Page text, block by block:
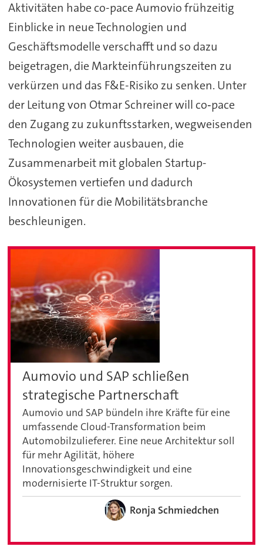
Aktivitäten habe co-pace Aumovio frühzeitig
Einblicke in neue Technologien und
Geschäftsmodelle verschafft und so dazu
beigetragen, die Markteinführungszeiten zu
verkürzen und das F&E-Risiko zu senken. Unter
der Leitung von Otmar Schreiner will co‑pace
den Zugang zu zukunftsstarken, wegweisenden
Technologien weiter ausbauen, die
Zusammenarbeit mit globalen Startup-
Ökosystemen vertiefen und dadurch
Innovationen für die Mobilitätsbranche
beschleunigen.
Aumovio und SAP schließen
strategische Partnerschaft
Aumovio und SAP bündeln ihre Kräfte für eine
umfassende Cloud-Transformation beim
Automobilzulieferer. Eine neue Architektur soll
für mehr Agilität, höhere
Innovationsgeschwindigkeit und eine
modernisierte IT-Struktur sorgen.
Ronja Schmiedchen